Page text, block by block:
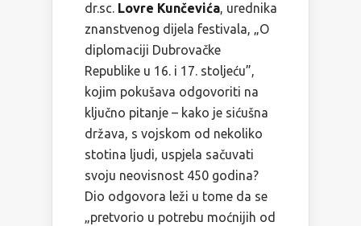
dr.sc. Lovre Kunčevića, urednika
znanstvenog dijela festivala, „O
diplomaciji Dubrovačke
Republike u 16. i 17. stoljeću”,
kojim pokušava odgovoriti na
ključno pitanje – kako je sićušna
država, s vojskom od nekoliko
stotina ljudi, uspjela sačuvati
svoju neovisnost 450 godina?
Dio odgovora leži u tome da se
„pretvorio u potrebu moćnijih od